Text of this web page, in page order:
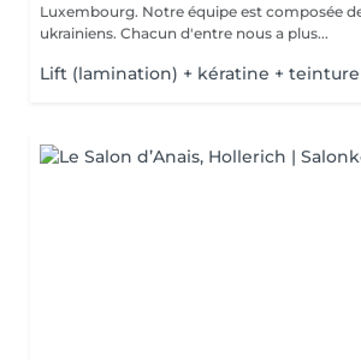
Luxembourg. Notre équipe est composée de PROspécialistes
ukrainiens. Chacun d'entre nous a plus...
Lift (lamination) + kératine + teinture